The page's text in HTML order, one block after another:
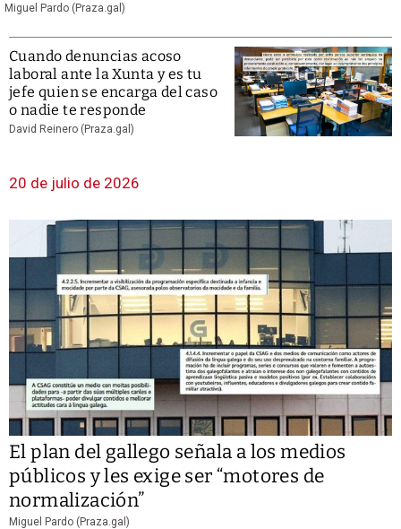
Miguel Pardo (Praza.gal)
Cuando denuncias acoso
laboral ante la Xunta y es tu
jefe quien se encarga del caso
o nadie te responde
David Reinero (Praza.gal)
20 de julio de 2026
El plan del gallego señala a los medios
públicos y les exige ser “motores de
normalización”
Miguel Pardo (Praza.gal)